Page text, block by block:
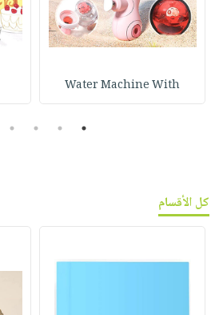
Water Machine With
1
2
3
4
كل الأقسام